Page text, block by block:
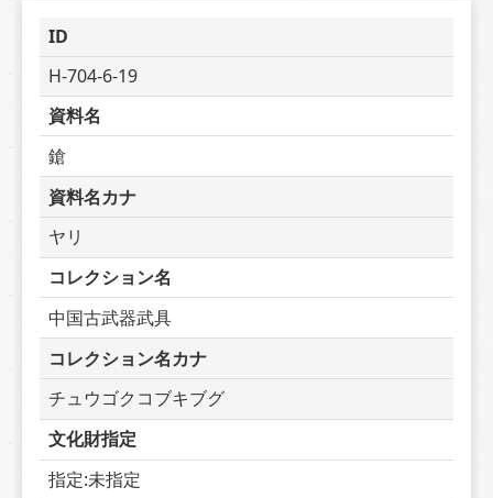
ID
H-704-6-19
資料名
鎗
資料名カナ
ヤリ
コレクション名
中国古武器武具
コレクション名カナ
チュウゴクコブキブグ
文化財指定
指定:未指定